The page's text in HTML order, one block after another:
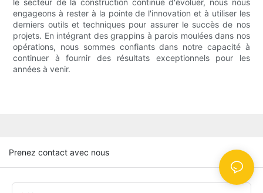
le secteur de la construction continue d'évoluer, nous nous
engageons à rester à la pointe de l'innovation et à utiliser les
derniers outils et techniques pour assurer le succès de nos
projets. En intégrant des grappins à parois moulées dans nos
opérations, nous sommes confiants dans notre capacité à
continuer à fournir des résultats exceptionnels pour les
années à venir.
Prenez contact avec nous